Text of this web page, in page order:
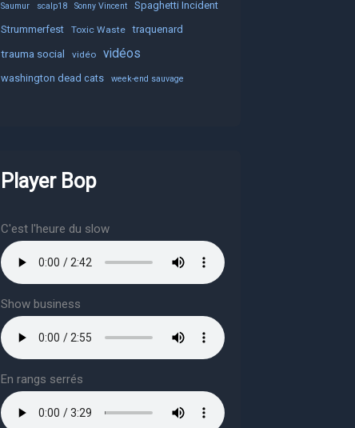
Saumur scalp18 Sonny Vincent
Spaghetti Incident
Strummerfest
Toxic Waste traquenard
trauma social vidéo vidéos
washington dead cats week-end sauvage
Player Bop
C'est l'heure du slow
Show business
En rangs serrés